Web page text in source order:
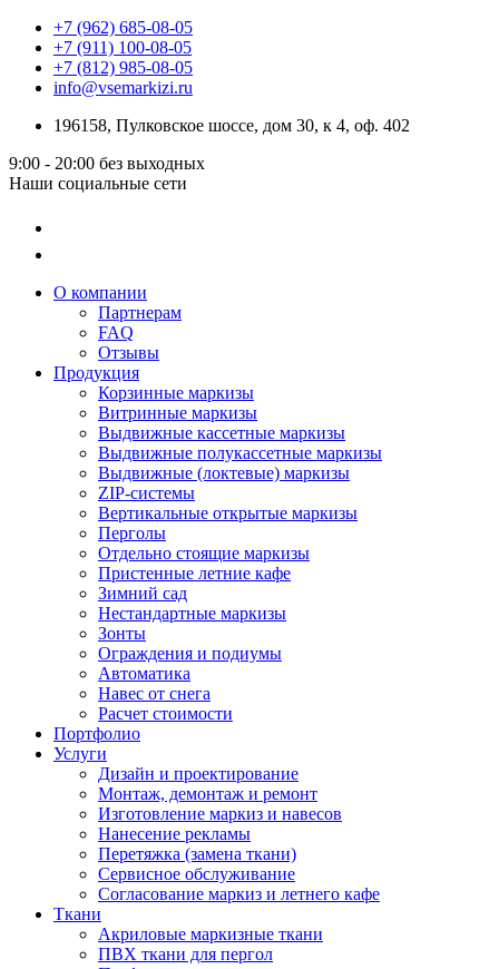
+7 (962) 685-08-05
+7 (911) 100-08-05
+7 (812) 985-08-05
info@vsemarkizi.ru
196158, Пулковское шоссе, дом 30, к 4, оф. 402
9:00 - 20:00 без выходных
Наши социальные сети
О компании
Партнерам
FAQ
Отзывы
Продукция
Корзинные маркизы
Витринные маркизы
Выдвижные кассетные маркизы
Выдвижные полукассетные маркизы
Выдвижные (локтевые) маркизы
ZIP-системы
Вертикальные открытые маркизы
Перголы
Отдельно стоящие маркизы
Пристенные летние кафе
Зимний сад
Нестандартные маркизы
Зонты
Ограждения и подиумы
Автоматика
Навес от снега
Расчет стоимости
Портфолио
Услуги
Дизайн и проектирование
Монтаж, демонтаж и ремонт
Изготовление маркиз и навесов
Нанесение рекламы
Перетяжка (замена ткани)
Сервисное обслуживание
Согласование маркиз и летнего кафе
Ткани
Акриловые маркизные ткани
ПВХ ткани для пергол